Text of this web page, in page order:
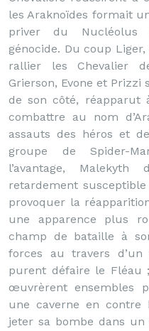
les Araknoïdes formait
priver du Nucléolus
génocide. Du coup
rallier les Chevalier
Grierson, Evone et Prizzi
de son côté, réapparut
combattre au nom
assauts des héros et
groupe de Spider-
l’avantage,
retardement
provoquer la
une apparence plus
champ de bataille à
forces au travers d’un
purent défaire le Fléau
œuvrèrent ensembles
une caverne en contre
jeter sa bombe dans